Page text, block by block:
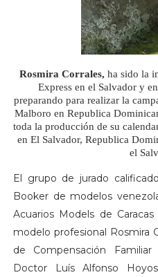
Rosmira Corrales, ha sido la
Express en el Salvador y
preparando para realizar la
Malboro en Republica
toda la producción de su
en El Salvador, Republica
el
El grupo de jurado
Booker de modelos
Acuarios Models de
modelo profesional Rosmira
de Compensación Familiar
Doctor Luís Alfonso